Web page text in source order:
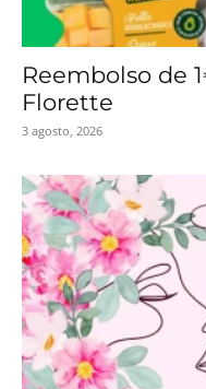
Reembolso de
Florette
3 agosto, 2026